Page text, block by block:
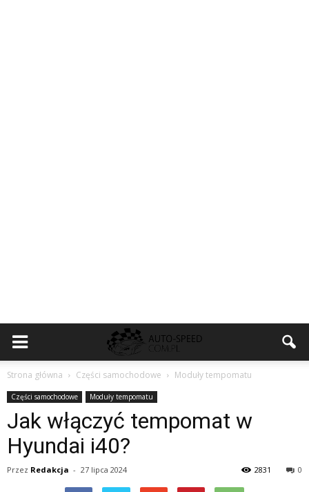
Strona główna Części samochodowe Moduły tempomatu
Części samochodowe Moduły tempomatu
Jak włączyć tempomat w
Hyundai i40?
Przez Redakcja - 27 lipca 2024 0
2831